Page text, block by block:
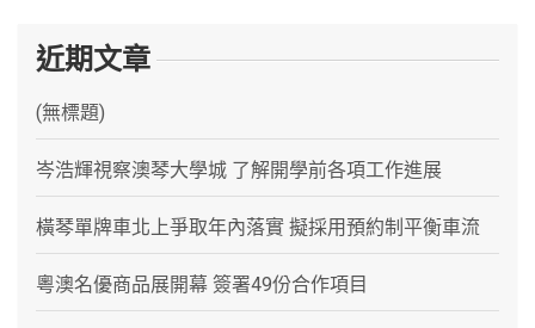
近期文章
(無標題)
岑浩輝視察澳琴大學城 了解開學前各項工作進展
橫琴單牌車北上爭取年內落實 擬採用預約制平衡車流
粵澳名優商品展開幕 簽署49份合作項目